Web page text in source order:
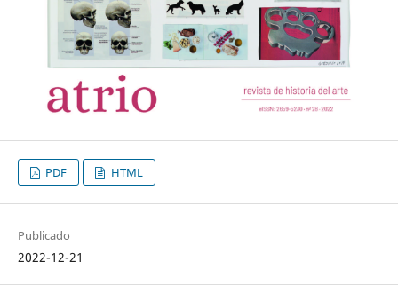
PDF HTML
Publicado
2022-12-21